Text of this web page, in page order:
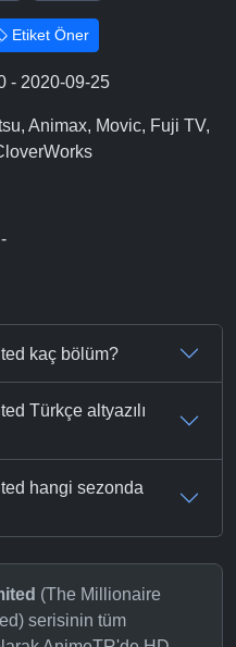
Etiket Öner
- 2020-09-25
Animax, Movic, Fuji TV,
-
kaç bölüm?
Türkçe altyazılı
hangi sezonda
(The Millionaire
serisinin tüm